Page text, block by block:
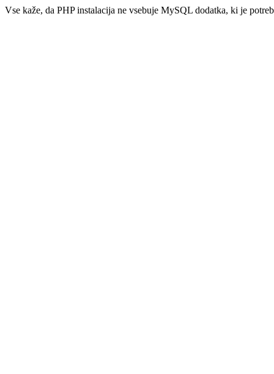
Vse kaže, da PHP instalacija ne vsebuje MySQL dodatka, ki je